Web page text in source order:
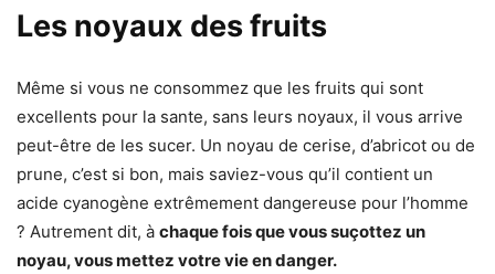
Les noyaux des fruits
Même si vous ne consommez que les fruits qui sont
excellents pour la sante, sans leurs noyaux, il vous arrive
peut-être de les sucer. Un noyau de cerise, d’abricot ou de
prune, c’est si bon, mais saviez-vous qu’il contient un
acide cyanogène extrêmement dangereuse pour l’homme
? Autrement dit, à chaque fois que vous suçottez un
noyau, vous mettez votre vie en danger.